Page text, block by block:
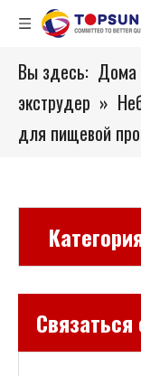
Вы здесь: Дома
экструдер »
для пищевой
Связаться